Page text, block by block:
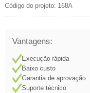
Código do projeto: 168A
Vantagens:
Execução rápida
Baixo custo
Garantia de aprovação
Suporte técnico